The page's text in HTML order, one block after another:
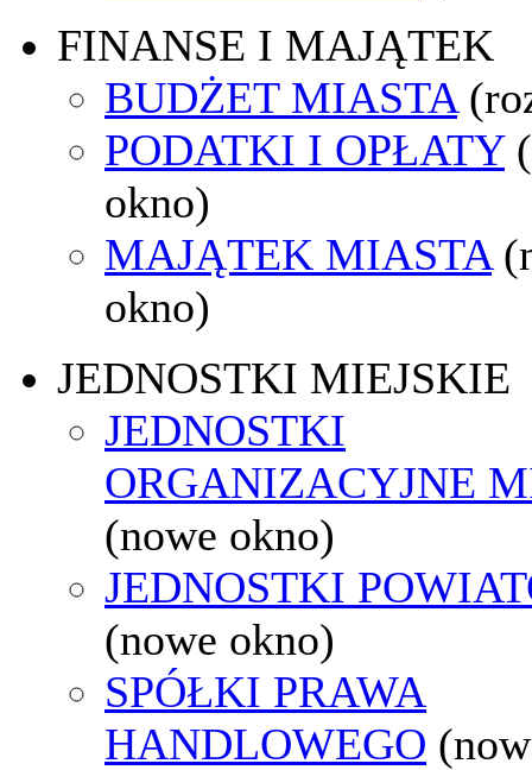
FINANSE I MAJĄTEK
BUDŻET MIASTA
PODATKI I OPŁATY
okno)
MAJĄTEK MIASTA
okno)
JEDNOSTKI MIEJSKIE
JEDNOSTKI
ORGANIZACYJNE
(nowe okno)
JEDNOSTKI
(nowe okno)
SPÓŁKI PRAWA
HANDLOWEGO